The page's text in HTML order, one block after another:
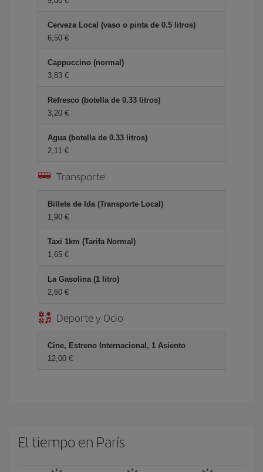
Cerveza Local (vaso o pinta de 0.5 litros)
6,50 €
Cappuccino (normal)
3,83 €
Refresco (botella de 0.33 litros)
3,20 €
Agua (botella de 0.33 litros)
2,11 €
Transporte
Billete de Ida (Transporte Local)
1,90 €
Taxi 1km (Tarifa Normal)
1,65 €
La Gasolina (1 litro)
2,60 €
Deporte y Ocio
Cine, Estreno Internacional, 1 Asiento
12,00 €
El tiempo en París